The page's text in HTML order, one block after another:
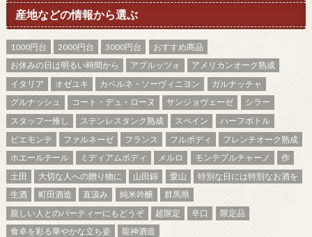
産地などの情報から選ぶ
1000円台 2000円台 3000円台
おすすめ商品
お休みの日は明るい時間から
アブルッツォ
アメリカンオーク熟成
イタリア
オゼユキ カベルネ・ソーヴィニヨン
ガルナッチャ
グルナッシュ
コート・デュ・ローヌ サンジョヴェーゼ
シラー
スタッフ一推し
ステンレスタンク熟成 スペイン
ハーフボトル
ピエモンテ
ファルネーゼ フランス フルボディ
フレンチオーク熟成
ホエールテール
ミディアムボディ メルロ モンテプルチャーノ
作
土田
大切な人への贈り物に 山田錦 愛山
特別な日には特別なお酒を
生酒
町田酒造 直汲み 純米吟醸
群馬県
親しい人とのパーティーにもどうぞ
超限定 辛口
限定品
食卓を彩る華やかな立ち姿
龍神酒造